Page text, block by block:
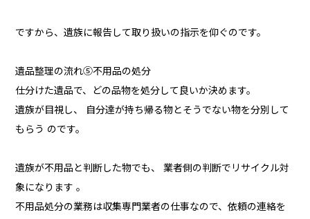
ですから、遺族に報告して取り扱いの指示を仰ぐのです。
遺品整理の流れ⑤不用品の処分
仕分けた遺品で、どの品物を処分して良いか決めます。
遺族が目視し、 自分達が持ち帰る物とそうでない物を分別して
もらう のです。
遺族が不用品と判断した物でも、 業者側の判断でリサイクル対
象になります 。
不用品処分の業務は収集専門業者の仕事なので、依頼の連絡を